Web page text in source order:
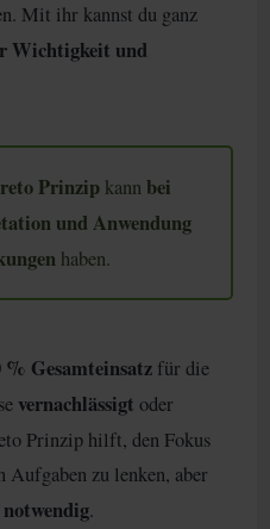
Mit ihr kannst du ganz
Wichtigkeit und
Prinzip kann bei
und Anwendung
haben.
% Gesamteinsatz für die
vernachlässigt oder
Prinzip hilft, den Fokus
Aufgaben zu lenken, aber
.